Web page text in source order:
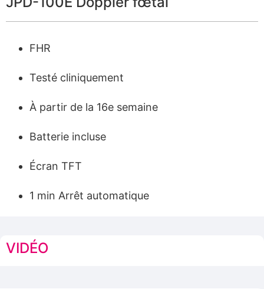
FHR
Testé cliniquement
À partir de la 16e semaine
Batterie incluse
Écran TFT
1 min Arrêt automatique
VIDÉO